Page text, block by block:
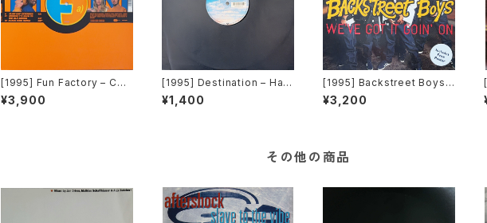
[1995] Fun Factory – Cel
ebration [Regular Recor
ds]
¥3,900
[1995] Destination – Hap
py Days, Happy Weeks
[WEA]
¥1,400
[1995] Backstreet Boys –
We’ve Got It Goin’ On [Ji
ve][JIVE T 386]
¥3,200
その他の商品